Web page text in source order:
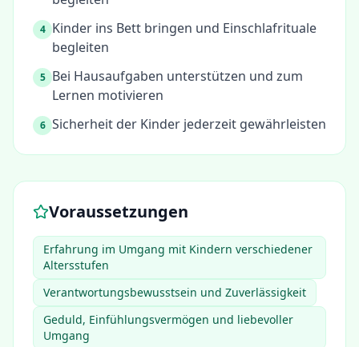
4 Kinder ins Bett bringen und Einschlafrituale
begleiten
5 Bei Hausaufgaben unterstützen und zum
Lernen motivieren
6 Sicherheit der Kinder jederzeit gewährleisten
Voraussetzungen
Erfahrung im Umgang mit Kindern verschiedener
Altersstufen
Verantwortungsbewusstsein und Zuverlässigkeit
Geduld, Einfühlungsvermögen und liebevoller
Umgang